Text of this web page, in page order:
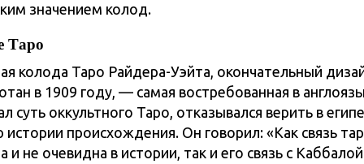
значением колод.
Таро
колода Таро Райдера-Уэйта, окончательный
в 1909 году, — самая востребованная в
суть оккультного Таро, отказывался верить в
истории происхождения. Он говорил: «Как связь
и не очевидна в истории, так и его связь с